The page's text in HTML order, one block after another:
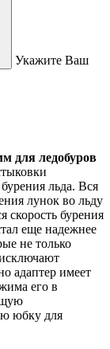
Укажите Ваш
для ледобуров
льда. Вся
лунок во льду
скорость бурения
еще надежнее
не только
адаптер имеет
его в
юбку для